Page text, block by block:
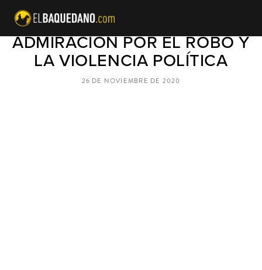
ARTE MEDIOCRE EN CHILE:
ADMIRACIÓN POR EL ROBO Y
LA VIOLENCIA POLÍTICA
26 DE NOVIEMBRE DE 2020